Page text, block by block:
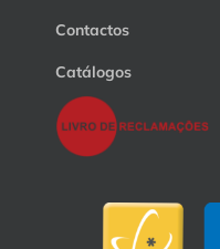
Contactos
Catálogos